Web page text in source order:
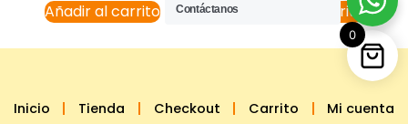
Añadir al carrito Añadir al carrito
Inicio Tienda Checkout Carrito Mi cuenta
Contáctanos
0